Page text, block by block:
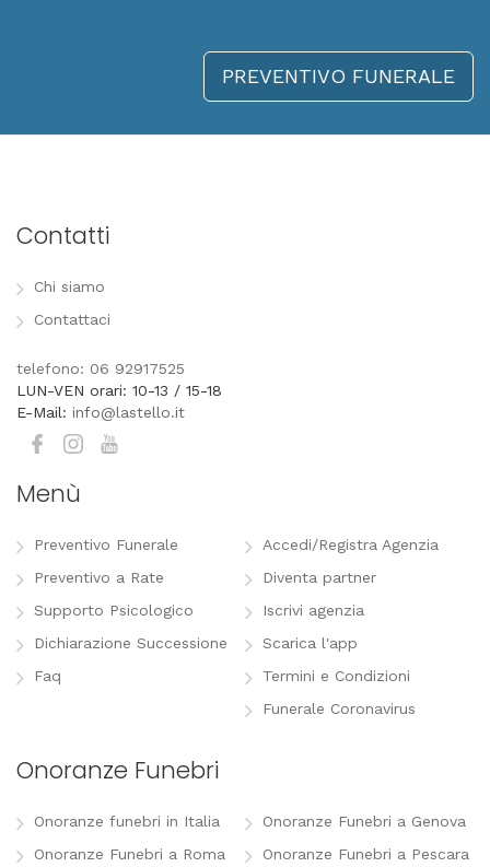
PREVENTIVO FUNERALE
Contatti
Chi siamo
Contattaci
telefono: 06 92917525
LUN-VEN orari: 10-13 / 15-18
E-Mail: info@lastello.it
Menù
Preventivo Funerale
Preventivo a Rate
Supporto Psicologico
Dichiarazione Successione
Faq
Accedi/Registra Agenzia
Diventa partner
Iscrivi agenzia
Scarica l'app
Termini e Condizioni
Funerale Coronavirus
Onoranze Funebri
Onoranze funebri in Italia
Onoranze Funebri a Roma
Onoranze Funebri a Genova
Onoranze Funebri a Pescara